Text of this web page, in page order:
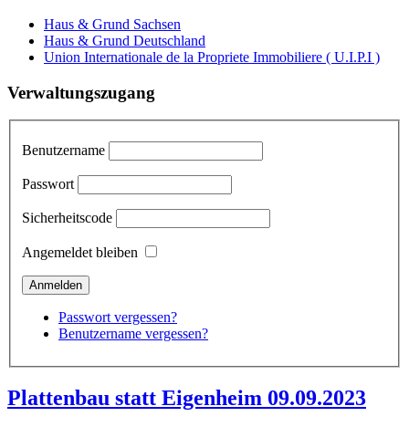
Haus & Grund Sachsen
Haus & Grund Deutschland
Union Internationale de la Propriete Immobiliere ( U.I.P.I )
Verwaltungszugang
Benutzername
Passwort
Sicherheitscode
Angemeldet bleiben
Passwort vergessen?
Benutzername vergessen?
Plattenbau statt Eigenheim 09.09.2023